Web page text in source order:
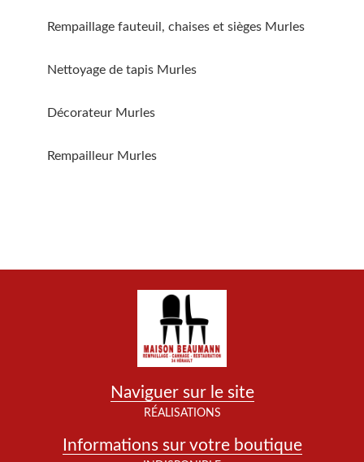
Rempaillage fauteuil, chaises et sièges Murles
Nettoyage de tapis Murles
Décorateur Murles
Rempailleur Murles
Naviguer sur le site
RÉALISATIONS
Informations sur votre boutique